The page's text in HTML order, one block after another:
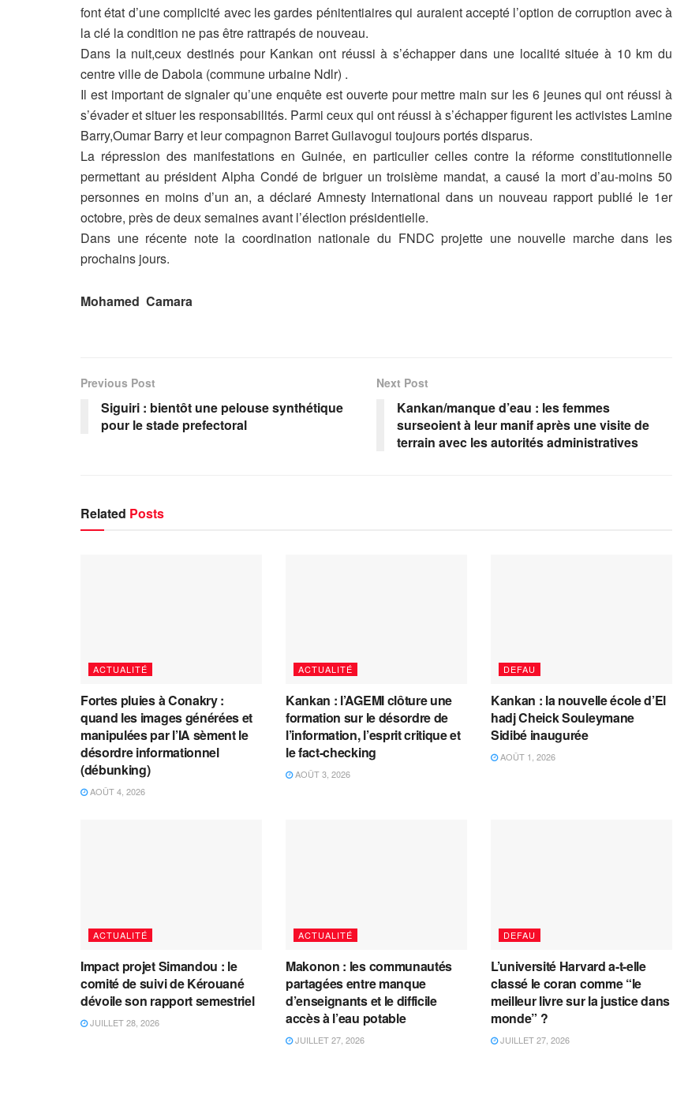
font état d’une complicité avec les gardes pénitentiaires qui auraient accepté l’option de corruption avec à
la clé la condition ne pas être rattrapés de nouveau.
Dans la nuit,ceux destinés pour Kankan ont réussi à s’échapper dans une localité située à 10 km du
centre ville de Dabola (commune urbaine Ndlr) .
Il est important de signaler qu’une enquête est ouverte pour mettre main sur les 6 jeunes qui ont réussi à
s’évader et situer les responsabilités. Parmi ceux qui ont réussi à s’échapper figurent les activistes Lamine
Barry,Oumar Barry et leur compagnon Barret Guilavogui toujours portés disparus.
La répression des manifestations en Guinée, en particulier celles contre la réforme constitutionnelle
permettant au président Alpha Condé de briguer un troisième mandat, a causé la mort d’au-moins 50
personnes en moins d’un an, a déclaré Amnesty International dans un nouveau rapport publié le 1er
octobre, près de deux semaines avant l’élection présidentielle.
Dans une récente note la coordination nationale du FNDC projette une nouvelle marche dans les
prochains jours.
Mohamed Camara
Previous Post
Siguiri : bientôt une pelouse synthétique
pour le stade prefectoral
Next Post
Kankan/manque d’eau : les femmes
surseoient à leur manif après une visite de
terrain avec les autorités administratives
Related Posts
ACTUALITÉ
Fortes pluies à Conakry :
quand les images générées et
manipulées par l’IA sèment le
désordre informationnel
(débunking)
AOÛT 4, 2026
ACTUALITÉ
Kankan : l’AGEMI clôture une
formation sur le désordre de
l’information, l’esprit critique et
le fact-checking
AOÛT 3, 2026
DEFAU
Kankan : la nouvelle école d’El
hadj Cheick Souleymane
Sidibé inaugurée
AOÛT 1, 2026
ACTUALITÉ
Impact projet Simandou : le
comité de suivi de Kérouané
dévoile son rapport semestriel
JUILLET 28, 2026
ACTUALITÉ
Makonon : les communautés
partagées entre manque
d’enseignants et le difficile
accès à l’eau potable
JUILLET 27, 2026
DEFAU
L’université Harvard a-t-elle
classé le coran comme “le
meilleur livre sur la justice dans
monde” ?
JUILLET 27, 2026